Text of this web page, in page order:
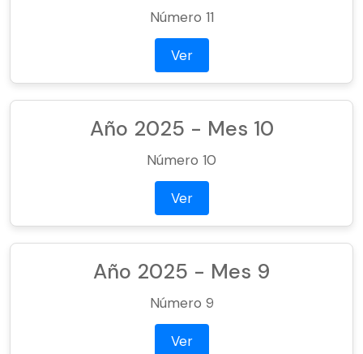
Número 11
Ver
Año 2025 - Mes 10
Número 10
Ver
Año 2025 - Mes 9
Número 9
Ver